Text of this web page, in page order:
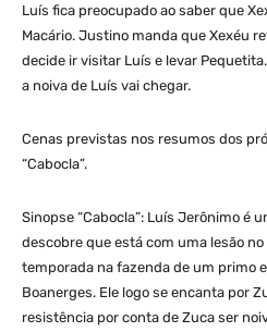
Luís fica preocupado ao saber que
Macário. Justino manda que Xexéu
decide ir visitar Luís e levar
a noiva de Luís vai chegar.
Cenas previstas nos resumos dos
“Cabocla”.
Sinopse “Cabocla”: Luís Jerônimo é
descobre que está com uma lesão
temporada na fazenda de um primo
Boanerges. Ele logo se encanta por
resistência por conta de Zuca ser